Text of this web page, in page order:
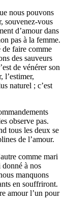
nous pouvons
souvenez-vous
d’amour dans
pas à la femme.
de faire comme
des sauveurs
de vénérer son
l’estimer,
naturel ; c’est
observe pas.
tous les deux se
de l’amour.
comme mari
à nos
manquons
en souffriront.
amour l’un pour